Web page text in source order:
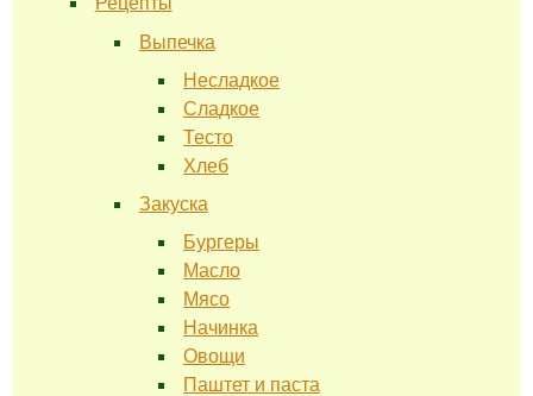
Выпечка
Несладкое
Сладкое
Тесто
Хлеб
Закуска
Бургеры
Масло
Мясо
Начинка
Овощи
Паштет и паста